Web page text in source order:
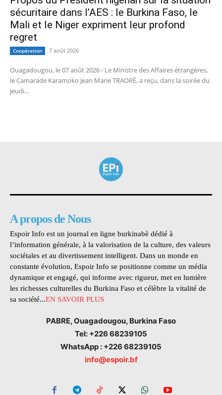
sécuritaire dans l’AES : le Burkina Faso, le
Mali et le Niger expriment leur profond
regret
Coopération 7 août 2026
Ouagadougou, le 07 août 2026 - Le Ministre des Affaires étrangères,
le Camarade Karamoko Jean Marie TRAORÉ, a reçu, dans la soirée du
jeudi...
A propos de Nous
Espoir Info est un journal en ligne burkinabè dédié à
l’information générale, à la valorisation de la culture, des valeurs
sociétales et au divertissement intelligent. Dans un monde en
constante évolution, Espoir Info se positionne comme un média
dynamique et engagé, qui informe avec rigueur, met en lumière
les richesses culturelles du Burkina Faso et célèbre la vitalité de
sa société...EN SAVOIR PLUS
PABRE, Ouagadougou, Burkina Faso
Tel: +226 68239105
WhatsApp : +226 68239105
info@espoir.bf